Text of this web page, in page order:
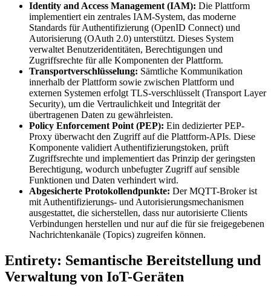
Identity and Access Management (IAM): Die Plattform
implementiert ein zentrales IAM-System, das moderne
Standards für Authentifizierung (Open­ID Connect) und
Autorisierung (OAuth 2.0) unterstützt. Dieses System
verwaltet Benutzeridentitäten, Berechtigungen und
Zugriffsrechte für alle Komponenten der Plattform.
Transportverschlüsselung: Sämtliche Kommunikation
innerhalb der Plattform sowie zwischen Plattform und
externen Systemen erfolgt TLS-verschlüsselt (Transport Layer
Security), um die Vertraulichkeit und Integrität der
übertragenen Daten zu gewährleisten.
Policy Enforcement Point (PEP): Ein dedizierter PEP-
Proxy überwacht den Zugriff auf die Plattform-APIs. Diese
Komponente validiert Authentifizierungstoken, prüft
Zugriffsrechte und implementiert das Prinzip der geringsten
Berechtigung, wodurch unbefugter Zugriff auf sensible
Funktionen und Daten verhindert wird.
Abgesicherte Protokollendpunkte: Der MQTT-Broker ist
mit Authentifizierungs- und Autorisierungsmechanismen
ausgestattet, die sicherstellen, dass nur autorisierte Clients
Verbindungen herstellen und nur auf die für sie freigegebenen
Nachrichtenkanäle (Topics) zugreifen können.
Entirety: Semantische Bereitstellung und
Verwaltung von IoT-Geräten